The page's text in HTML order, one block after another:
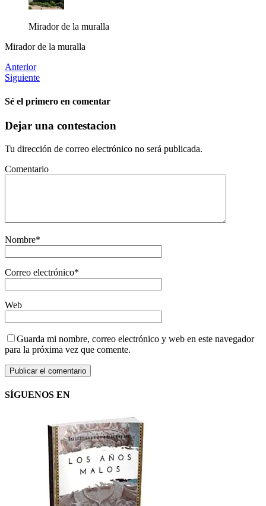
Mirador de la muralla
Mirador de la muralla
Anterior
Siguiente
Sé el primero en comentar
Dejar una contestacion
Tu dirección de correo electrónico no será publicada.
Comentario
Nombre*
Correo electrónico*
Web
Guarda mi nombre, correo electrónico y web en este navegador
para la próxima vez que comente.
SÍGUENOS EN